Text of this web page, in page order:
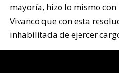
mayoría, hizo lo mismo
Vivanco que con esta
inhabilitada de ejercer